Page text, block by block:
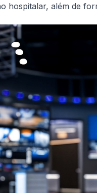
hospitalar, além de